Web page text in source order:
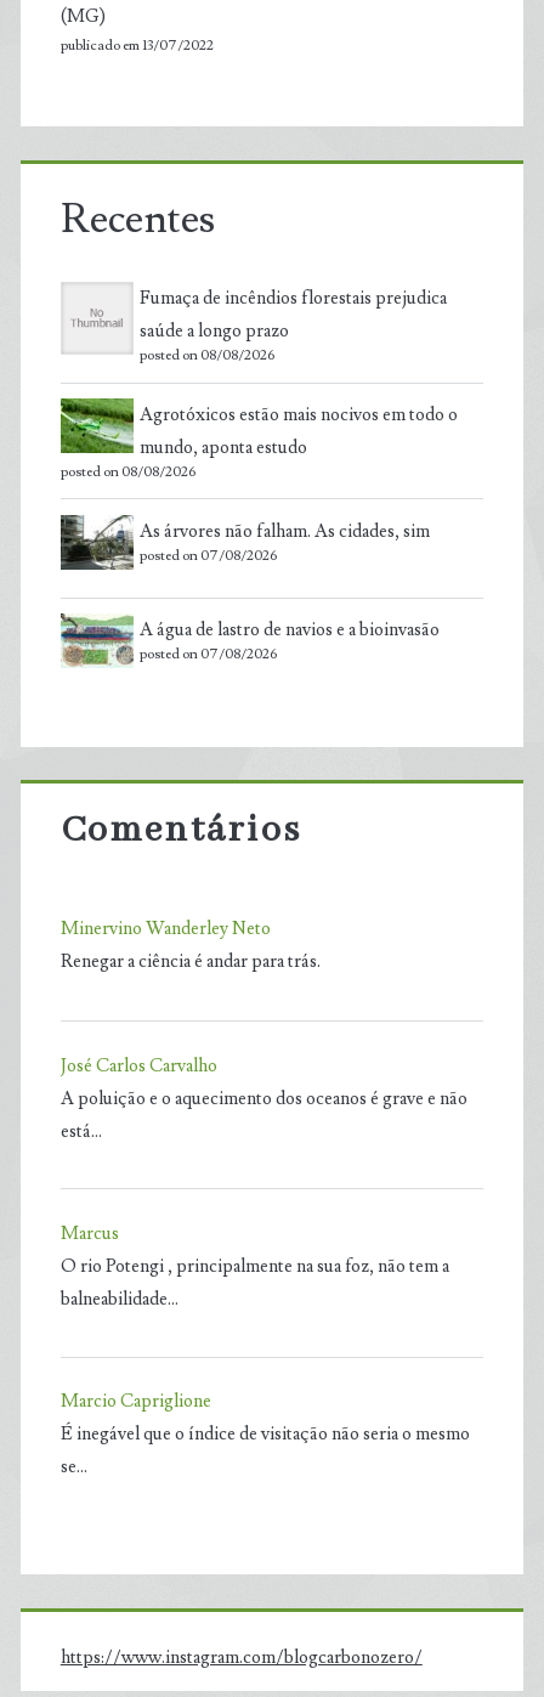
(MG)
publicado em 13/07/2022
Recentes
Fumaça de incêndios florestais prejudica
saúde a longo prazo
posted on 08/08/2026
Agrotóxicos estão mais nocivos em todo o
mundo, aponta estudo
posted on 08/08/2026
As árvores não falham. As cidades, sim
posted on 07/08/2026
A água de lastro de navios e a bioinvasão
posted on 07/08/2026
Comentários
Minervino Wanderley Neto
Renegar a ciência é andar para trás.
José Carlos Carvalho
A poluição e o aquecimento dos oceanos é grave e não
está…
Marcus
O rio Potengi , principalmente na sua foz, não tem a
balneabilidade…
Marcio Capriglione
É inegável que o índice de visitação não seria o mesmo
se…
https://www.instagram.com/blogcarbonozero/